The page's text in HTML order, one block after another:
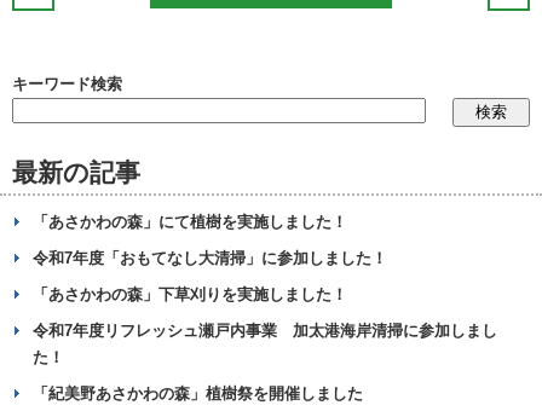
キーワード検索
最新の記事
「あさかわの森」にて植樹を実施しました！
令和7年度「おもてなし大清掃」に参加しました！
「あさかわの森」下草刈りを実施しました！
令和7年度リフレッシュ瀬戸内事業 加太港海岸清掃に参加しまし
た！
「紀美野あさかわの森」植樹祭を開催しました